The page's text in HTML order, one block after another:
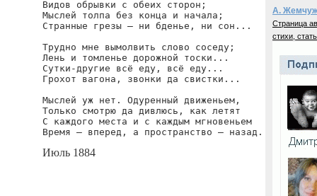
Видов обрывки с обеих сторон;
Мыслей толпа без конца и начала;
Странные грезы — ни бденье, ни сон...
Трудно мне вымолвить слово соседу;
Лень и томленье дорожной тоски...
Сутки-другие всё еду, всё еду...
Грохот вагона, звонки да свистки...
Мыслей уж нет. Одуренный движеньем,
Только смотрю да дивлюсь, как летят
С каждого места и с каждым мгновеньем
Время — вперед, а пространство — назад.
Июль 1884
А.
Страница
стихи,